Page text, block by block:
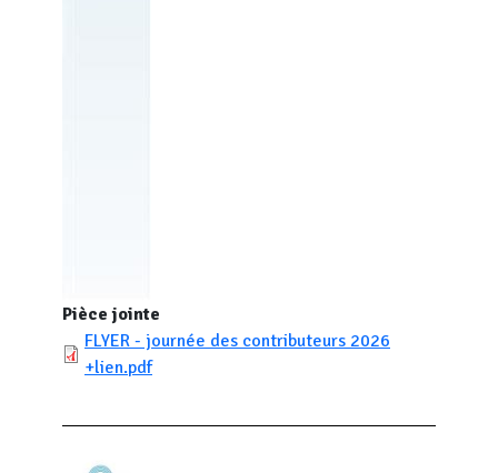
Pièce jointe
FLYER - journée des contributeurs 2026
+lien.pdf